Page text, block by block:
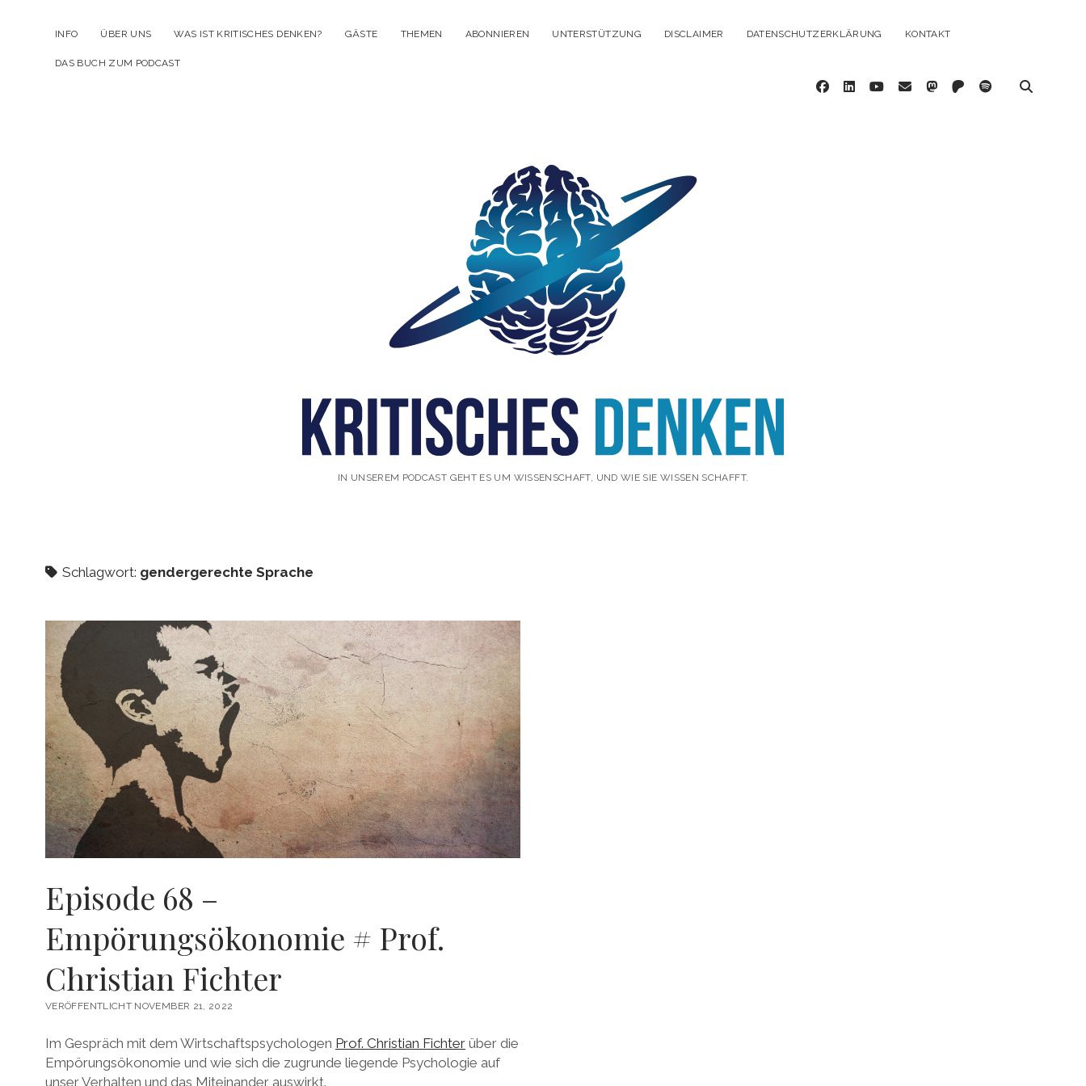
INFO ÜBER UNS WAS IST KRITISCHES DENKEN? GÄSTE THEMEN ABONNIEREN UNTERSTÜTZUNG DISCLAIMER DATENSCHUTZERKLÄRUNG KONTAKT
DAS BUCH ZUM PODCAST
facebook
linkedinyoutube
emailmastodon
patreonspotify
Kritisches
Denken
Podcast
IN UNSEREM PODCAST GEHT ES UM WISSENSCHAFT, UND WIE SIE WISSEN SCHAFFT.
Schlagwort: gendergerechte Sprache
Episode 68 –
Empörungsökonomie # Prof.
Christian Fichter
VERÖFFENTLICHT NOVEMBER 21, 2022
Im Gespräch mit dem Wirtschaftspsychologen Prof. Christian Fichter über die
Empörungsökonomie und wie sich die zugrunde liegende Psychologie auf
unser Verhalten und das Miteinander auswirkt.